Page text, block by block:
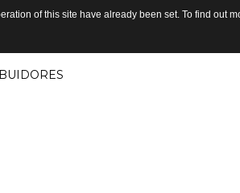
of this site have already been set. To find out